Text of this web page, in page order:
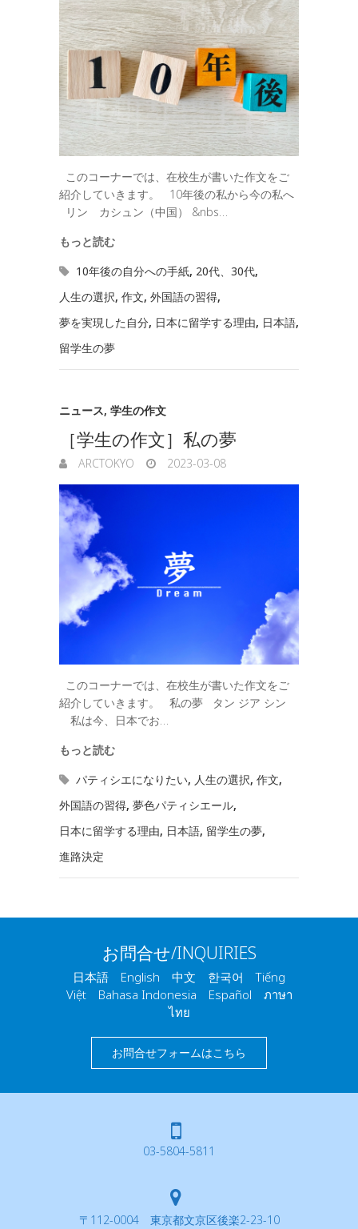
このコーナーでは、在校生が書いた作文をご
紹介していきます。 10年後の私から今の私へ
リン カシュン（中国） &nbs…
もっと読む
10年後の自分への手紙, 20代、30代,
人生の選択, 作文, 外国語の習得,
夢を実現した自分, 日本に留学する理由, 日本語,
留学生の夢
ニュース, 学生の作文
［学生の作文］私の夢
ARCTOKYO 2023-03-08
このコーナーでは、在校生が書いた作文をご
紹介していきます。 私の夢 タン ジア シン
私は今、日本でお…
もっと読む
パティシエになりたい, 人生の選択, 作文,
外国語の習得, 夢色パティシエール,
日本に留学する理由, 日本語, 留学生の夢,
進路決定
お問合せ/INQUIRIES
日本語 English 中文 한국어 Tiếng
Việt Bahasa Indonesia Español ภาษา
ไทย
お問合せフォームはこちら
03-5804-5811
〒112-0004 東京都文京区後楽2-23-10